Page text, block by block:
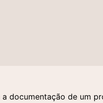
documentação de um